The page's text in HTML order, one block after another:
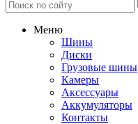
Меню
Шины
Диски
Грузовые шины
Камеры
Аксессуары
Аккумуляторы
Контакты